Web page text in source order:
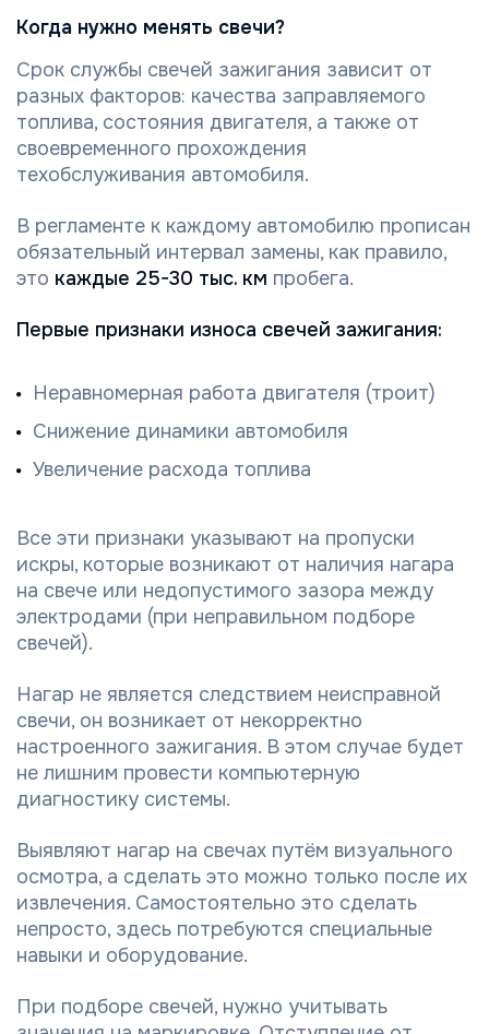
Когда нужно менять свечи?
Срок службы свечей зажигания зависит от
разных факторов: качества заправляемого
топлива, состояния двигателя, а также от
своевременного прохождения
техобслуживания автомобиля.
В регламенте к каждому автомобилю прописан
обязательный интервал замены, как правило,
это каждые 25-30 тыс. км пробега.
Первые признаки износа свечей зажигания:
Неравномерная работа двигателя (троит)
Снижение динамики автомобиля
Увеличение расхода топлива
Все эти признаки указывают на пропуски
искры, которые возникают от наличия нагара
на свече или недопустимого зазора между
электродами (при неправильном подборе
свечей).
Нагар не является следствием неисправной
свечи, он возникает от некорректно
настроенного зажигания. В этом случае будет
не лишним провести компьютерную
диагностику системы.
Выявляют нагар на свечах путём визуального
осмотра, а сделать это можно только после их
извлечения. Самостоятельно это сделать
непросто, здесь потребуются специальные
навыки и оборудование.
При подборе свечей, нужно учитывать